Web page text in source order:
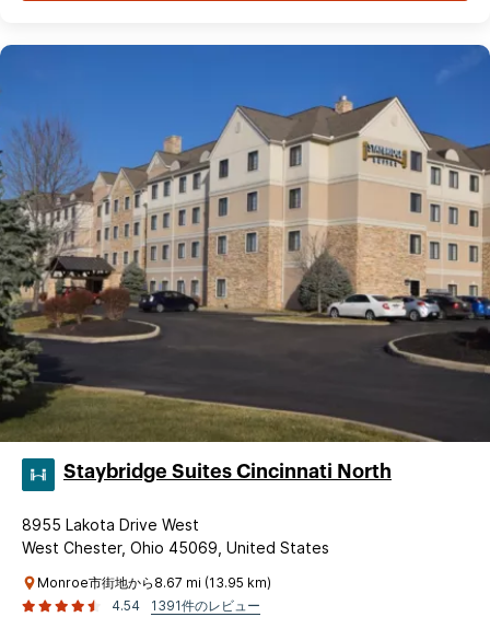
Staybridge Suites Cincinnati North
8955 Lakota Drive West
West Chester, Ohio 45069, United States
Monroe市街地から8.67 mi (13.95 km)
4.54
1391件のレビュー